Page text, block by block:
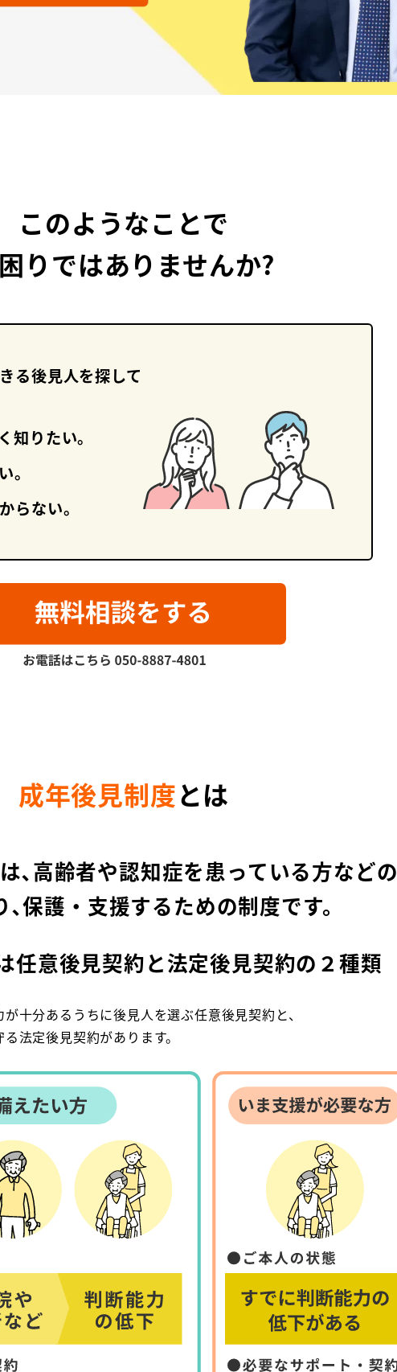
このようなことで
りではありませんか?
る後見人を探して
知りたい。
。
らない。
成年後見制度とは
､高齢者や認知症を患っている方などの
､保護・支援するための制度です。
任意後見契約と法定後見契約の２種類
十分あるうちに後見人を選ぶ任意後見契約と、
法定後見契約があります。